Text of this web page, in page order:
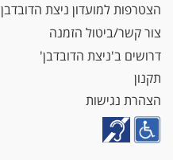
הצטרפות למועדון ניצת הדובדבן
צור קשר/ביטול הזמנה
דרושים ב'ניצת הדובדבן'
תקנון
הצהרת נגישות